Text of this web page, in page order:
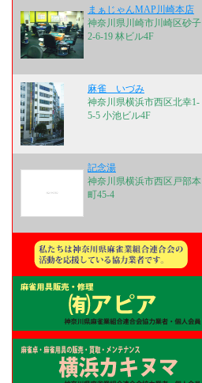
まぁじゃんMAP川崎本店
神奈川県川崎市川崎区砂子
2-6-19 林ビル4F
麻雀 いづみ
神奈川県横浜市西区北幸1-
5-5 小池ビル4F
記念湯
神奈川県横浜市西区戸部本
町45-4